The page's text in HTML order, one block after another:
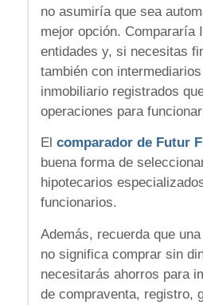
no asumiría que sea
mejor opción. Compararía
entidades y, si necesitas
también con
inmobiliario registrados
operaciones para
El comparador de Futur
buena forma de
hipotecarios
funcionarios.
Además, recuerda que
no significa comprar sin
necesitarás ahorros para
de compraventa, registro,